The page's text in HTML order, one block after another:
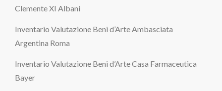
Clemente XI Albani
Inventario Valutazione Beni d’Arte Ambasciata
Argentina Roma
Inventario Valutazione Beni d’Arte Casa Farmaceutica
Bayer